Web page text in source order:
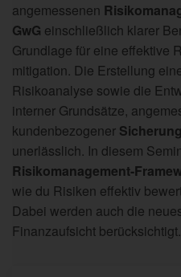
angemessenen
GwG einschließlich klarer
Grundlage für eine effektive
mitigation. Die Erstellung
Risikoanalyse sowie die
interner Grundsätze,
kundenbezogener
unerlässlich. In diesem
Risikomanagement-
wie du Risiken effektiv
Dabei werden auch die
Finanzaufsicht berücksichtigt.